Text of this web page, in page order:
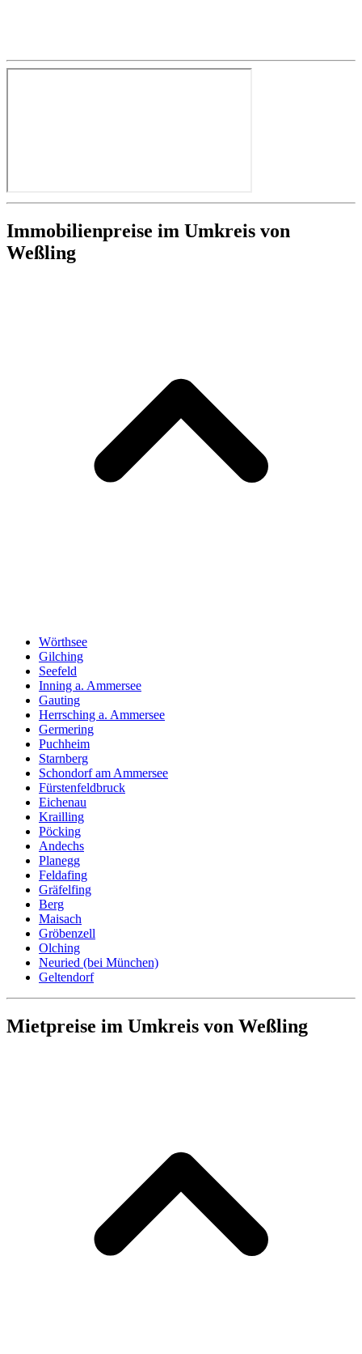
Immobilienpreise im Umkreis von
Weßling
Wörthsee
Gilching
Seefeld
Inning a. Ammersee
Gauting
Herrsching a. Ammersee
Germering
Puchheim
Starnberg
Schondorf am Ammersee
Fürstenfeldbruck
Eichenau
Krailling
Pöcking
Andechs
Planegg
Feldafing
Gräfelfing
Berg
Maisach
Gröbenzell
Olching
Neuried (bei München)
Geltendorf
Mietpreise im Umkreis von Weßling